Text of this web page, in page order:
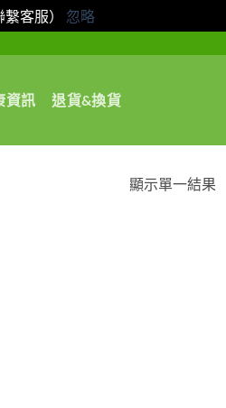
客服） 忽略
資訊 退貨&換貨
顯示單一結果